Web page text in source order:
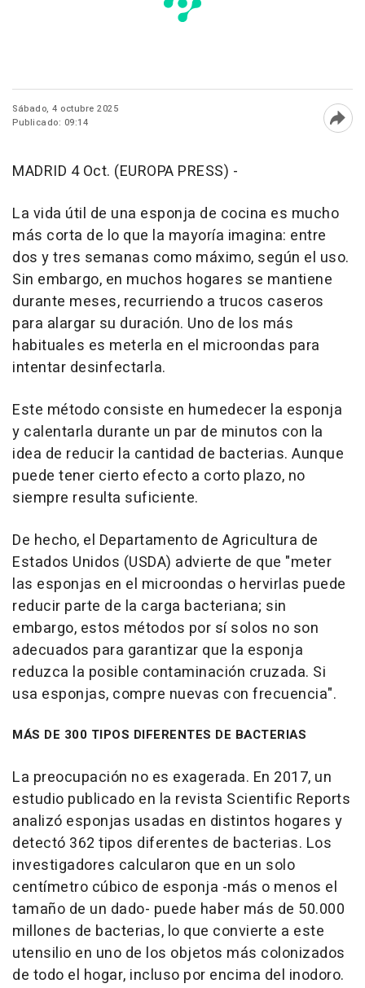
Sábado, 4 octubre 2025
Publicado: 09:14
MADRID 4 Oct. (EUROPA PRESS) -
La vida útil de una esponja de cocina es mucho
más corta de lo que la mayoría imagina: entre
dos y tres semanas como máximo, según el uso.
Sin embargo, en muchos hogares se mantiene
durante meses, recurriendo a trucos caseros
para alargar su duración. Uno de los más
habituales es meterla en el microondas para
intentar desinfectarla.
Este método consiste en humedecer la esponja
y calentarla durante un par de minutos con la
idea de reducir la cantidad de bacterias. Aunque
puede tener cierto efecto a corto plazo, no
siempre resulta suficiente.
De hecho, el Departamento de Agricultura de
Estados Unidos (USDA) advierte de que "meter
las esponjas en el microondas o hervirlas puede
reducir parte de la carga bacteriana; sin
embargo, estos métodos por sí solos no son
adecuados para garantizar que la esponja
reduzca la posible contaminación cruzada. Si
usa esponjas, compre nuevas con frecuencia".
MÁS DE 300 TIPOS DIFERENTES DE BACTERIAS
La preocupación no es exagerada. En 2017, un
estudio publicado en la revista Scientific Reports
analizó esponjas usadas en distintos hogares y
detectó 362 tipos diferentes de bacterias. Los
investigadores calcularon que en un solo
centímetro cúbico de esponja -más o menos el
tamaño de un dado- puede haber más de 50.000
millones de bacterias, lo que convierte a este
utensilio en uno de los objetos más colonizados
de todo el hogar, incluso por encima del inodoro.